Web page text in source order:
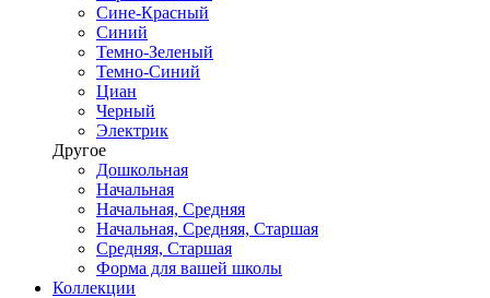
Сине-Красный
Синий
Темно-Зеленый
Темно-Синий
Циан
Черный
Электрик
Другое
Дошкольная
Начальная
Начальная, Средняя
Начальная, Средняя, Старшая
Средняя, Старшая
Форма для вашей школы
Коллекции